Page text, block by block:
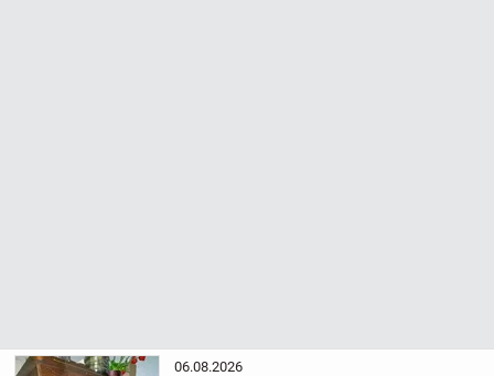
06.08.2026